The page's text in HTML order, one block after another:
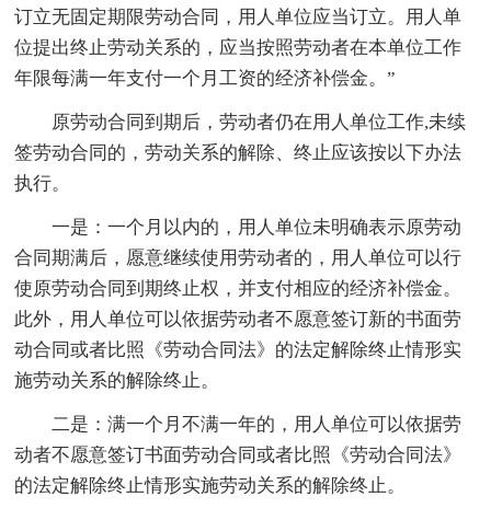
订立无固定期限劳动合同，用人单位应当订立。用人单
位提出终止劳动关系的，应当按照劳动者在本单位工作
年限每满一年支付一个月工资的经济补偿金。”
原劳动合同到期后，劳动者仍在用人单位工作,未续
签劳动合同的，劳动关系的解除、终止应该按以下办法
执行。
一是：一个月以内的，用人单位未明确表示原劳动
合同期满后，愿意继续使用劳动者的，用人单位可以行
使原劳动合同到期终止权，并支付相应的经济补偿金。
此外，用人单位可以依据劳动者不愿意签订新的书面劳
动合同或者比照《劳动合同法》的法定解除终止情形实
施劳动关系的解除终止。
二是：满一个月不满一年的，用人单位可以依据劳
动者不愿意签订书面劳动合同或者比照《劳动合同法》
的法定解除终止情形实施劳动关系的解除终止。